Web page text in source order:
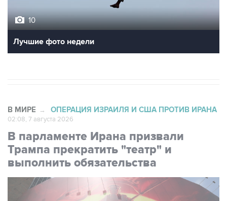
10
Лучшие фото недели
В МИРЕ → ОПЕРАЦИЯ ИЗРАИЛЯ И США ПРОТИВ ИРАНА
02:08, 7 августа 2026
В парламенте Ирана призвали
Трампа прекратить "театр" и
выполнить обязательства